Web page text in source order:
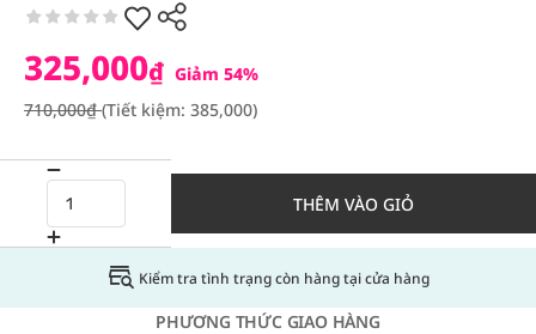
325,000₫ Giảm 54%
710,000₫(Tiết kiệm: 385,000)
THÊM VÀO GIỎ
Kiểm tra tình trạng còn hàng tại cửa hàng
PHƯƠNG THỨC GIAO HÀNG